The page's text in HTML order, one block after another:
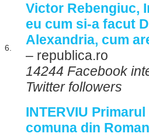
6.
Victor Rebengiuc,
eu cum si-a facut
Alexandria, cum
– republica.ro
14244 Facebook
Twitter followers
INTERVIU
comuna din